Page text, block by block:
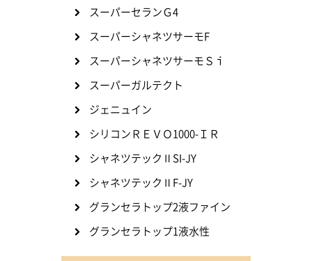
スーパーセランＧ4
スーパーシャネツサーモF
スーパーシャネツサーモＳｉ
スーパーガルテクト
ジェニュイン
シリコンＲＥＶＯ1000-ＩＲ
シャネツテックⅡSI-JY
シャネツテックⅡF-JY
グランセラトップ2液ファイン
グランセラトップ1液水性